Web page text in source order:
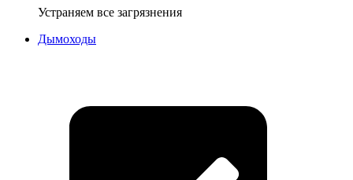
Устраняем все загрязнения
Дымоходы